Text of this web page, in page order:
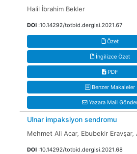
Halil İbrahim Bekler
DOI :10.14292/totbid.dergisi.2021.67
Özet
İngilizce Özet
PDF
Benzer Makaleler
Yazara Mail
Ulnar impaksiyon sendromu
Mehmet Ali Acar, Ebubekir Eravşar,
DOI :10.14292/totbid.dergisi.2021.68